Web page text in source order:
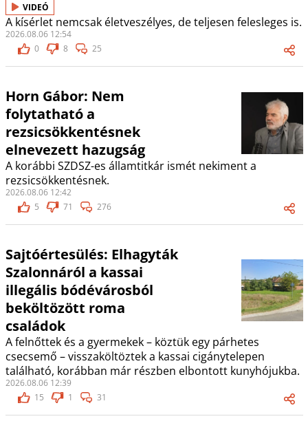
VIDEÓ
A kísérlet nemcsak életveszélyes, de teljesen felesleges is.
2026.08.06 12:54
0
8 25
Horn Gábor: Nem
folytatható a
rezsicsökkentésnek
elnevezett hazugság
A korábbi SZDSZ-es államtitkár ismét nekiment a
rezsicsökkentésnek.
2026.08.06 12:42
5
71 276
Sajtóértesülés: Elhagyták
Szalonnáról a kassai
illegális bódévárosból
beköltözött roma
családok
A felnőttek és a gyermekek – köztük egy párhetes
csecsemő – visszaköltöztek a kassai cigánytelepen
található, korábban már részben elbontott kunyhójukba.
2026.08.06 12:39
15
1 31